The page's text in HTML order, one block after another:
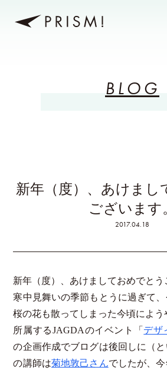
BLOG
新年（度）、あけまし
ございます
2017.04.18
新年（度）、あけましておめでとう
寒中見舞いの季節もとうに過ぎて
桜の花も散ってしまった今頃によう
所属するJAGDAのイベント「 デザ
の企画作成でブログは後回しに（
の講師は菊地敦己さんでしたが、